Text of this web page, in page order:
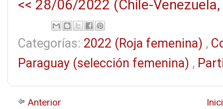
<< 28/06/2022 (Chile-Venezuela,
Categorías: 2022 (Roja femenina) ,
Paraguay (selección femenina) ,
Anterior